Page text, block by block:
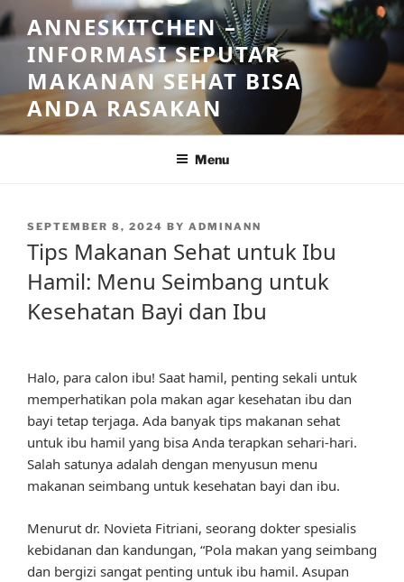
Skip
to
content
ANNESKITCHEN –
INFORMASI SEPUTAR
MAKANAN SEHAT BISA
ANDA RASAKAN
Menu
POSTED
ON
SEPTEMBER 8, 2024 BY ADMINANN
Tips Makanan Sehat untuk Ibu
Hamil: Menu Seimbang untuk
Kesehatan Bayi dan Ibu
Halo, para calon ibu! Saat hamil, penting sekali untuk
memperhatikan pola makan agar kesehatan ibu dan
bayi tetap terjaga. Ada banyak tips makanan sehat
untuk ibu hamil yang bisa Anda terapkan sehari-hari.
Salah satunya adalah dengan menyusun menu
makanan seimbang untuk kesehatan bayi dan ibu.
Menurut dr. Novieta Fitriani, seorang dokter spesialis
kebidanan dan kandungan, “Pola makan yang seimbang
dan bergizi sangat penting untuk ibu hamil. Asupan